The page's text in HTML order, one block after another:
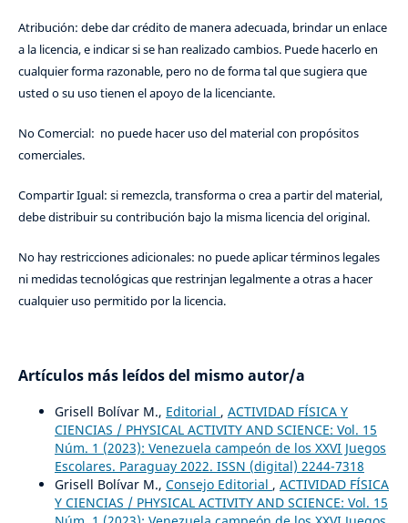
Atribución: debe dar crédito de manera adecuada, brindar un enlace
a la licencia, e indicar si se han realizado cambios. Puede hacerlo en
cualquier forma razonable, pero no de forma tal que sugiera que
usted o su uso tienen el apoyo de la licenciante.
No Comercial: no puede hacer uso del material con propósitos
comerciales.
Compartir Igual: si remezcla, transforma o crea a partir del material,
debe distribuir su contribución bajo la misma licencia del original.
No hay restricciones adicionales: no puede aplicar términos legales
ni medidas tecnológicas que restrinjan legalmente a otras a hacer
cualquier uso permitido por la licencia.
Artículos más leídos del mismo autor/a
Grisell Bolívar M., Editorial , ACTIVIDAD FÍSICA Y
CIENCIAS / PHYSICAL ACTIVITY AND SCIENCE: Vol. 15
Núm. 1 (2023): Venezuela campeón de los XXVI Juegos
Escolares. Paraguay 2022. ISSN (digital) 2244-7318
Grisell Bolívar M., Consejo Editorial , ACTIVIDAD FÍSICA
Y CIENCIAS / PHYSICAL ACTIVITY AND SCIENCE: Vol. 15